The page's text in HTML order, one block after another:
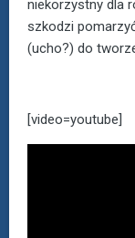
niekorzystny dla
szkodzi
(ucho?) do
[video=youtube]